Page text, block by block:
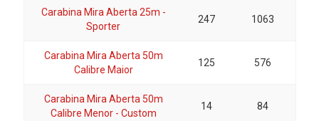
Carabina Mira Aberta 25m -
Sporter
247 1063
Carabina Mira Aberta 50m
Calibre Maior
125 576
Carabina Mira Aberta 50m
Calibre Menor - Custom
14 84